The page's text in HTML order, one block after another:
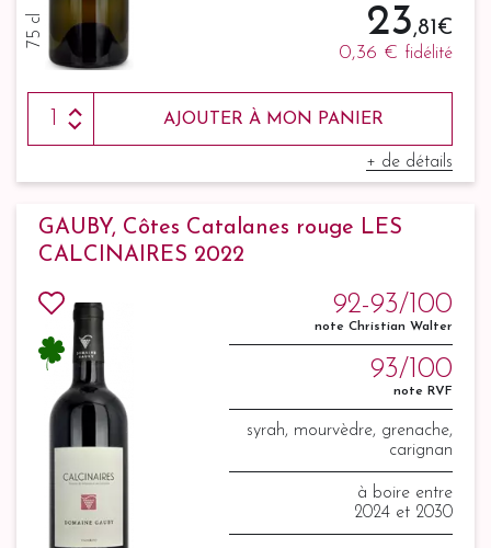
75 cl 23,81 €
0,36 € fidélité
AJOUTER À MON PANIER
+ de détails
GAUBY, Côtes Catalanes rouge LES
CALCINAIRES 2022
92-93/100
note Christian Walter
93/100
note RVF
syrah, mourvèdre, grenache,
carignan
à boire entre
2024 et 2030